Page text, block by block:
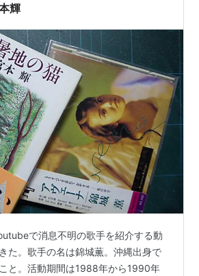
輝
で消息不明の歌手を紹介する動
た。歌手の名は錦城薫。沖縄出身で
と。活動期間は1988年から1990年